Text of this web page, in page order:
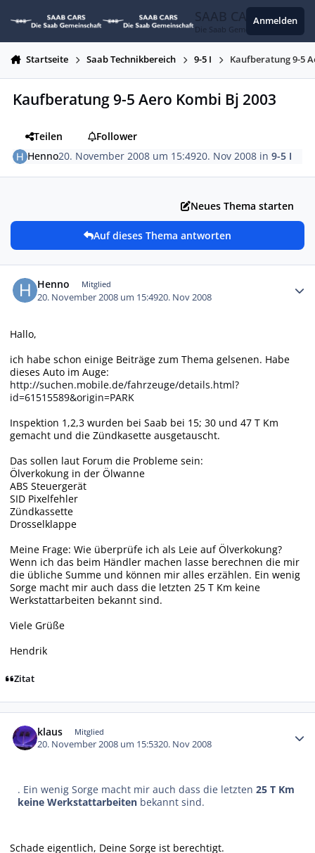
SAAB CARS
Die Saab Gemeinschaft
Anmelden
Startseite Saab Technikbereich 9-5 I Kaufberatung 9-5
Kaufberatung 9-5 Aero Kombi Bj 2003
Teilen
Follower
Henno20. November 2008 um 15:4920. Nov 2008 in9-5 I
Neues Thema starten
Auf dieses Thema antworten
Henno Mitglied
20. November 2008 um 15:4920. Nov 2008
Hallo,
ich habe schon einige Beiträge zum Thema gelsenen. Habe
dieses Auto im Auge:
http://suchen.mobile.de/fahrzeuge/details.html?
id=61515589&origin=PARK
Inspektion 1,2,3 wurden bei Saab bei 15; 30 und 47 T Km
gemacht und die Zündkasette ausgetauscht.
Das sollen laut Forum die Probleme sein:
Ölverkokung in der Ölwanne
ABS Steuergerät
SID Pixelfehler
Zündkassette
Drosselklappe
Meine Frage: Wie überprüfe ich als Leie auf Ölverkokung?
Wenn ich das beim Händler machen lasse berechnen die mir
die übliche Summe und können mir alles erzählen. Ein wenig
Sorge macht mir auch dass die letzten 25 T Km keine
Werkstattarbeiten bekannt sind.
Viele Grüße
Hendrik
Zitat
klaus Mitglied
20. November 2008 um 15:5320. Nov 2008
. Ein wenig Sorge macht mir auch dass die letzten25 T Km
keine Werkstattarbeiten bekannt sind.
Schade eigentlich, Deine Sorge ist berechtigt.